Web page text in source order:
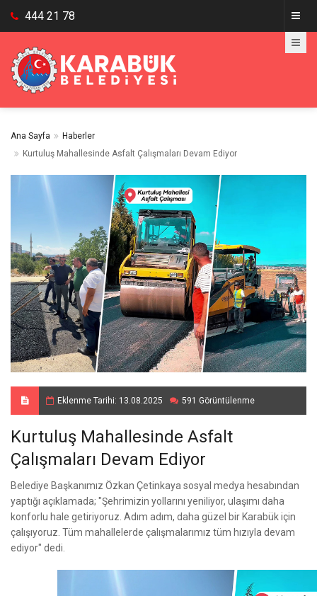
444 21 78
Ana Sayfa
Haberler
Kurtuluş Mahallesinde Asfalt Çalışmaları Devam Ediyor
Eklenme Tarihi: 13.08.2025 591 Görüntülenme
Kurtuluş Mahallesinde Asfalt
Çalışmaları Devam Ediyor
Belediye Başkanımız Özkan Çetinkaya sosyal medya hesabından
yaptığı açıklamada; "Şehrimizin yollarını yeniliyor, ulaşımı daha
konforlu hale getiriyoruz. Adım adım, daha güzel bir Karabük için
çalışıyoruz. Tüm mahallelerde çalışmalarımız tüm hızıyla devam
ediyor" dedi.